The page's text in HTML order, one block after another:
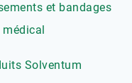
et bandages
médical
Solventum